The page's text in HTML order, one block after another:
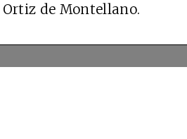
de Montellano.